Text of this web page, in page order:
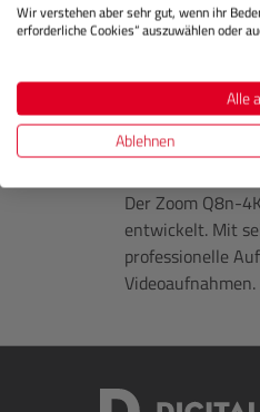
Dank High
bei Konzerten
hochauflösende
der Q8n-4K die
Damit stehen
XY/AB- und VR-
Der Zoom Q8n-
entwickelt. Mit
professionelle
Videoaufnahmen.
Wir verstehen aber sehr gut, wenn ihr
erforderliche Cookies“ auszuwählen oder
Alle
Ablehnen